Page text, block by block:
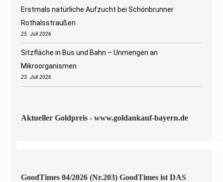
Erstmals natürliche Aufzucht bei Schönbrunner
Rothalsstraußen
25. Juli 2026
Sitzfläche in Bus und Bahn – Unmengen an
Mikroorganismen
23. Juli 2026
Aktueller Goldpreis - www.goldankauf-bayern.de
GoodTimes 04/2026 (Nr.203) GoodTimes ist DAS